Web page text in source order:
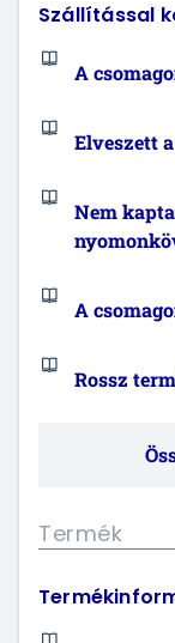
Szállítással
A
Elveszett
Nem
A
Rossz
Termék